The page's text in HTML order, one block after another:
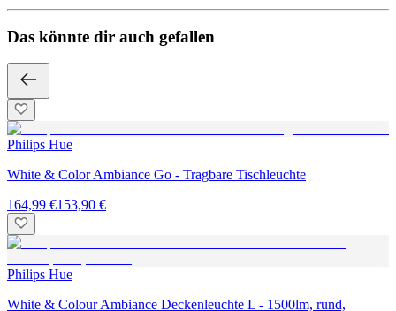
Das könnte dir auch gefallen
Philips Hue
White & Color Ambiance Go - Tragbare Tischleuchte
164,99 €153,90 €
Philips Hue
White & Colour Ambiance Deckenleuchte L - 1500lm, rund,